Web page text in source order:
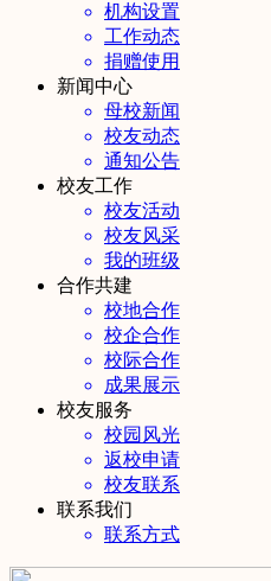
机构设置
工作动态
捐赠使用
新闻中心
母校新闻
校友动态
通知公告
校友工作
校友活动
校友风采
我的班级
合作共建
校地合作
校企合作
校际合作
成果展示
校友服务
校园风光
返校申请
校友联系
联系我们
联系方式